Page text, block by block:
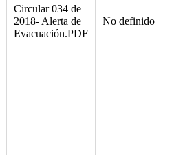
Circular 034 de
2018- Alerta de
Evacuación.PDF
No definido